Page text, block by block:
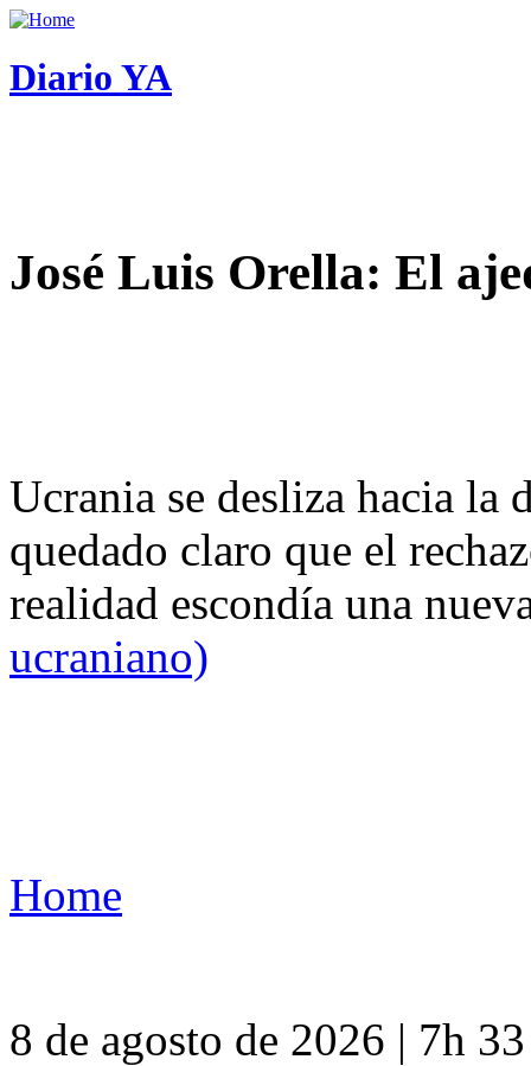
Diario YA
José Luis Orella: El
Ucrania se desliza hacia
quedado claro que el
realidad escondía una
ucraniano)
Home
8 de agosto de 2026 | 7h